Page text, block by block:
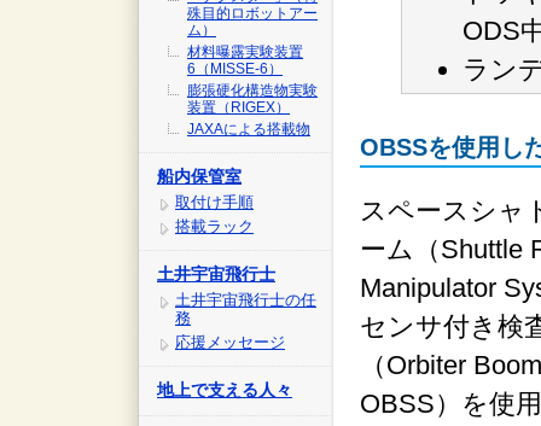
殊目的ロボットアー
ム）
材料曝露実験装置
6（MISSE-6）
膨張硬化構造物実験
装置（RIGEX）
JAXAによる搭載物
船内保管室
取付け手順
搭載ラック
土井宇宙飛行士
土井宇宙飛行士の任
務
応援メッセージ
地上で支える人々
ODS
ラン
OBSSを使用し
スペースシャ
ーム（Shuttle
Manipulator
センサ付き検
（Orbiter
OBSS）を使